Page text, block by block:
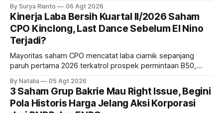
bank ke depannya?
By Surya Rianto 06 Agt 2026
Kinerja Laba Bersih Kuartal II/2026 Saham
CPO Kinclong, Last Dance Sebelum El Nino
Terjadi?
Mayoritas saham CPO mencatat laba ciamik sepanjang
paruh pertama 2026 terkatrol prospek permintaan B50,
diprediksi semakin terlihat mendekati 2027. Kira-kira gimana
prospeknya? apakah masih menarik dilirik sektor ini?
By Natalia 05 Agt 2026
3 Saham Grup Bakrie Mau Right Issue, Begini
Pola Historis Harga Jelang Aksi Korporasi